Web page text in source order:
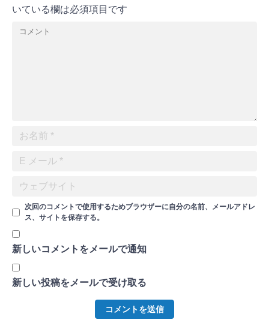
いている欄は必須項目です
次回のコメントで使用するためブラウザーに自分の名前、メールアドレ
ス、サイトを保存する。
新しいコメントをメールで通知
新しい投稿をメールで受け取る